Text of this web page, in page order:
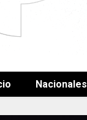
Nacionales